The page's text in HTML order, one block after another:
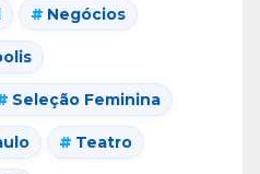
Negócios
Seleção Feminina
Teatro